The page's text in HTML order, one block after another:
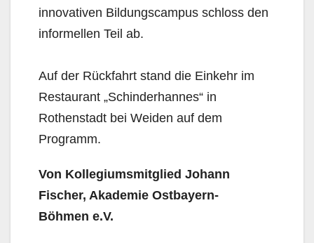
innovativen Bildungscampus schloss den
informellen Teil ab.
Auf der Rückfahrt stand die Einkehr im
Restaurant „Schinderhannes“ in
Rothenstadt bei Weiden auf dem
Programm.
Von Kollegiumsmitglied Johann
Fischer, Akademie Ostbayern-
Böhmen e.V.